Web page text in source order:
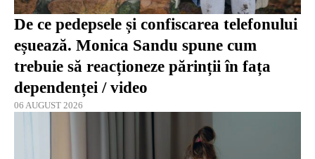
De ce pedepsele și confiscarea telefonului
eșuează. Monica Sandu spune cum
trebuie să reacționeze părinții în fața
dependenței / video
06 AUGUST 2026